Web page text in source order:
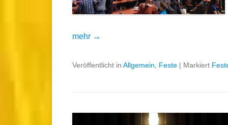
mehr →
Veröffentlicht in Allgemein Feste | Markiert